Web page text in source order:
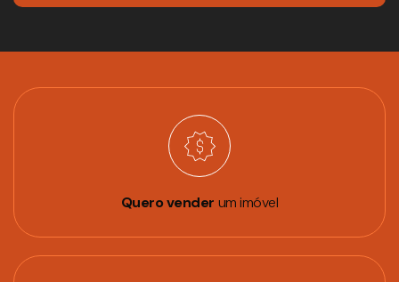
Quero vender um imóvel